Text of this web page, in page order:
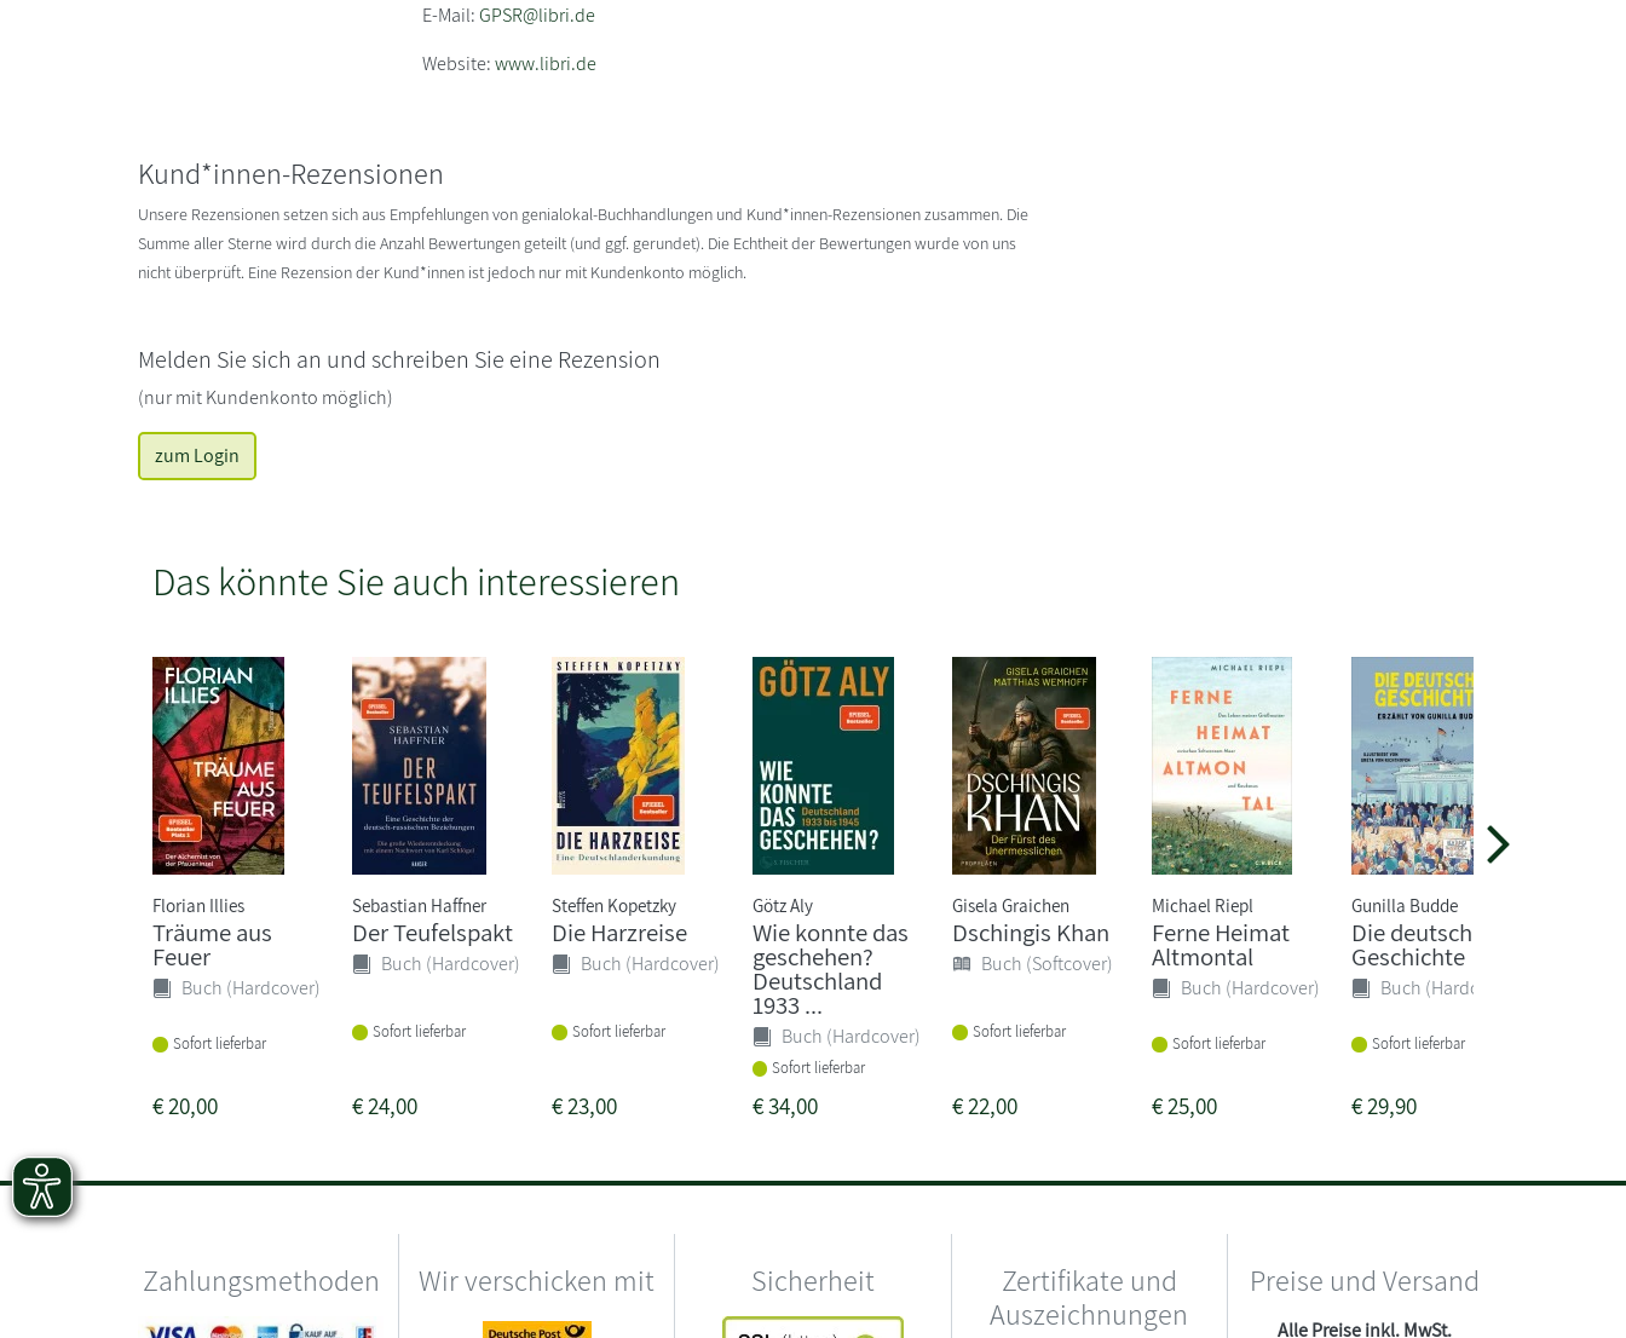
E-Mail:GPSR@libri.de
Website:www.libri.de
Kund*innen-Rezensionen
Unsere Rezensionen setzen sich aus Empfehlungen von genialokal-Buchhandlungen und Kund*innen-Rezensionen zusammen. Die
Summe aller Sterne wird durch die Anzahl Bewertungen geteilt (und ggf. gerundet). Die Echtheit der Bewertungen wurde von uns
nicht überprüft. Eine Rezension der Kund*innen ist jedoch nur mit Kundenkonto möglich.
Melden Sie sich an und schreiben Sie eine Rezension
(nur mit Kundenkonto möglich)
zum Login
Das könnte Sie auch interessieren
Florian Illies
Träume aus
Feuer
Buch (Hardcover)
Sofort lieferbar
€20,00
Sebastian Haffner
Der Teufelspakt
Buch (Hardcover)
Sofort lieferbar
€24,00
Steffen Kopetzky
Die Harzreise
Buch (Hardcover)
Sofort lieferbar
€23,00
Götz Aly
Wie konnte das
geschehen?
Deutschland
1933 ...
Buch (Hardcover)
Sofort lieferbar
€34,00
Gisela Graichen
Dschingis Khan
Buch (Softcover)
Sofort lieferbar
€22,00
Michael Riepl
Ferne Heimat
Altmontal
Buch (Hardcover)
Sofort lieferbar
€25,00
Gunilla Budde
Die deutsche
Geschichte
Buch (Hardcover)
Sofort lieferbar
€29,90
Zahlungsmethoden Wir verschicken mit Sicherheit
Zertifikate und
Auszeichnungen
Preise und Versand
Alle Preise inkl. MwSt.